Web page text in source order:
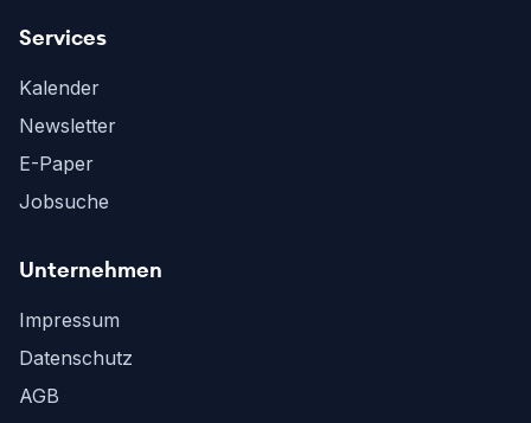
Services
Kalender
Newsletter
E-Paper
Jobsuche
Unternehmen
Impressum
Datenschutz
AGB